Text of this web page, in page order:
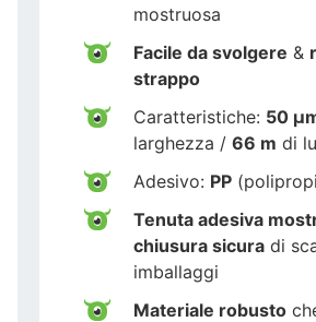
mostruosa
Facile da svolgere &
strappo
Caratteristiche: 50
larghezza / 66 m di
Adesivo: PP
Tenuta adesiva
chiusura sicura di
imballaggi
Materiale robusto